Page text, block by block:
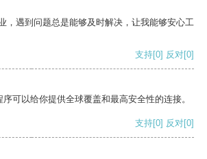
，遇到问题总是能够及时解决，让我能够安心工
支持[0] 反对[0]
可以给你提供全球覆盖和最高安全性的连接。
支持[0] 反对[0]